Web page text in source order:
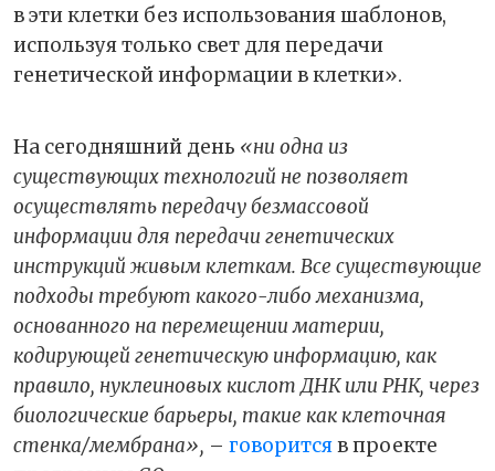
в эти клетки без использования шаблонов,
используя только свет для передачи
генетической информации в клетки».
На сегодняшний день «ни одна из
существующих технологий не позволяет
осуществлять передачу безмассовой
информации для передачи генетических
инструкций живым клеткам. Все существующие
подходы требуют какого-либо механизма,
основанного на перемещении материи,
кодирующей генетическую информацию, как
правило, нуклеиновых кислот ДНК или РНК, через
биологические барьеры, такие как клеточная
стенка/мембрана», – говоритсяв проекте